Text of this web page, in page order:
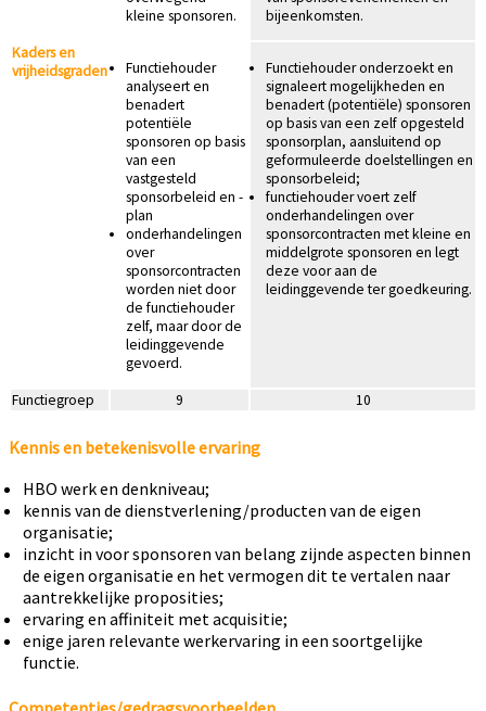
kleine sponsoren.
bijeenkomsten.
Kaders en
vrijheidsgraden
Functiehouder
analyseert en
benadert
potentiële
sponsoren op basis
van een
vastgesteld
sponsorbeleid en -
plan
onderhandelingen
over
sponsorcontracten
worden niet door
de functiehouder
zelf, maar door de
leidinggevende
gevoerd.
Functiehouder onderzoekt en
signaleert mogelijkheden en
benadert (potentiële) sponsoren
op basis van een zelf opgesteld
sponsorplan, aansluitend op
geformuleerde doelstellingen en
sponsorbeleid;
functiehouder voert zelf
onderhandelingen over
sponsorcontracten met kleine en
middelgrote sponsoren en legt
deze voor aan de
leidinggevende ter goedkeuring.
Functiegroep 9 10
Kennis en betekenisvolle ervaring
HBO werk en denkniveau;
kennis van de dienstverlening/producten van de eigen
organisatie;
inzicht in voor sponsoren van belang zijnde aspecten binnen
de eigen organisatie en het vermogen dit te vertalen naar
aantrekkelijke proposities;
ervaring en affiniteit met acquisitie;
enige jaren relevante werkervaring in een soortgelijke
functie.